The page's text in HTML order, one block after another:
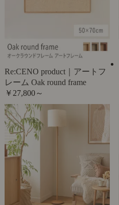
Re:CENO product｜アートフ
レーム Oak round frame
￥27,800～